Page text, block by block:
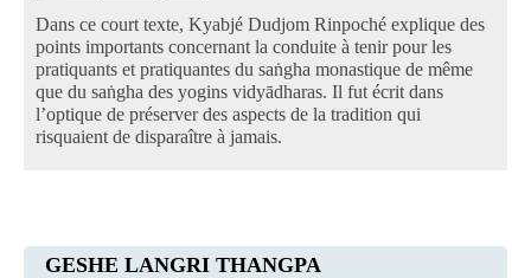
Dans ce court texte, Kyabjé Dudjom Rinpoché explique des
points importants concernant la conduite à tenir pour les
pratiquants et pratiquantes du saṅgha monastique de même
que du saṅgha des yogins vidyādharas. Il fut écrit dans
l’optique de préserver des aspects de la tradition qui
risquaient de disparaître à jamais.
GESHE LANGRI THANGPA